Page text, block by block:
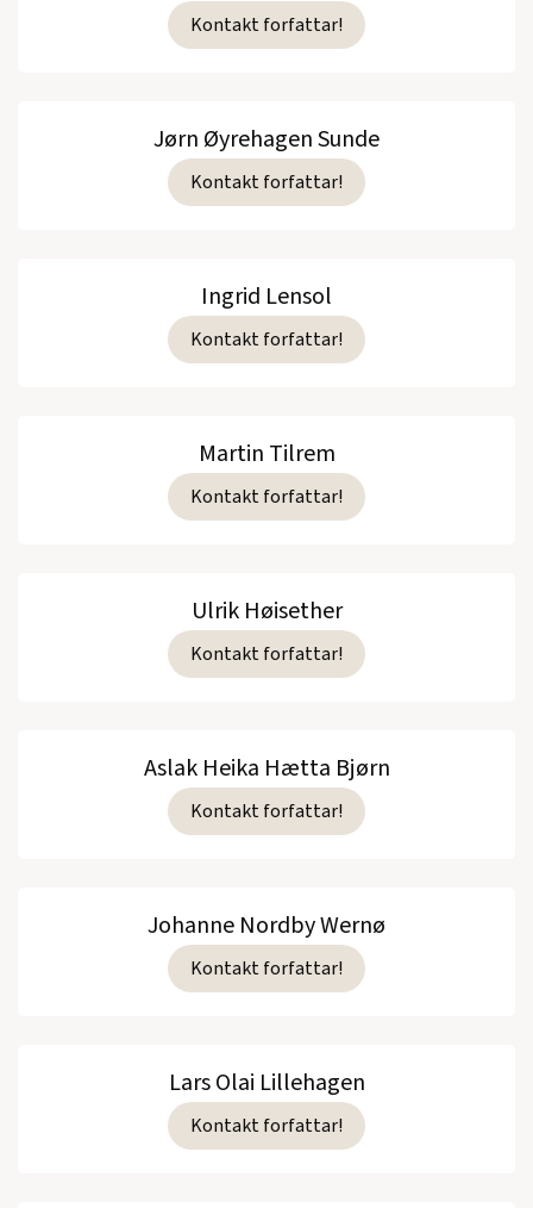
Kontakt forfattar!
Jørn Øyrehagen Sunde
Kontakt forfattar!
Ingrid Lensol
Kontakt forfattar!
Martin Tilrem
Kontakt forfattar!
Ulrik Høisether
Kontakt forfattar!
Aslak Heika Hætta Bjørn
Kontakt forfattar!
Johanne Nordby Wernø
Kontakt forfattar!
Lars Olai Lillehagen
Kontakt forfattar!